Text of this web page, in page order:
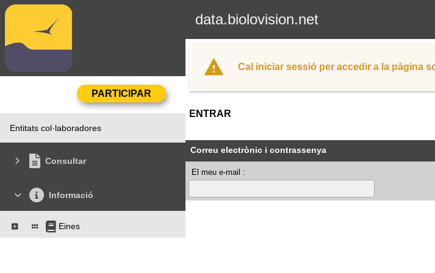
data.biolovision.net
Entitats col·laboradores
Consultar
Informació
Eines
Cal iniciar sessió per accedir a la pàgina
ENTRAR
Correu electrònic i contrassenya
El meu e-mail :